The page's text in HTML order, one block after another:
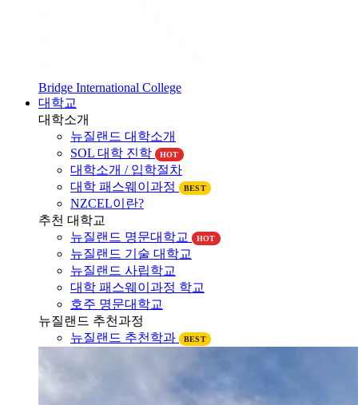
Bridge International College
대학교
대학소개
뉴질랜드 대학소개
SOL 대학 진학
HOT
대학소개 / 입학절차
대학 패스웨이과정
NZCEL이란?
추천 대학교
뉴질랜드 명문대학교
뉴질랜드 기술 대학교
뉴질랜드 사립학교
대학 패스웨이과정 학교
호주 명문대학교